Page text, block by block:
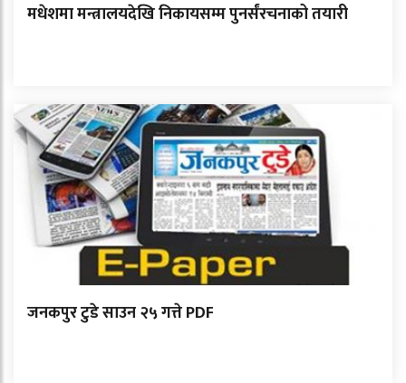
मधेशमा मन्त्रालयदेखि निकायसम्म पुनर्संरचनाको तयारी
जनकपुर टुडे साउन २५ गत्ते PDF